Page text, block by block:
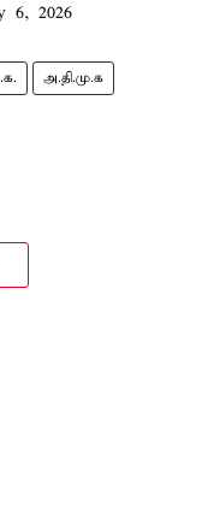
6, 2026
அ.தி.மு.க